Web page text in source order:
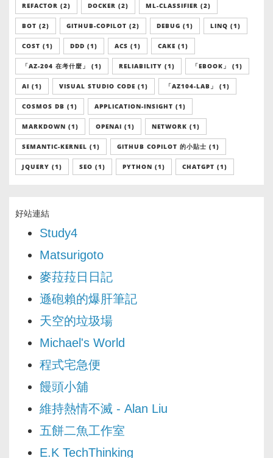
REFACTOR (2) DOCKER (2) ML-CLASSIFIER (2)
BOT (2) GITHUB-COPILOT (2) DEBUG (1) LINQ (1)
COST (1) DDD (1) ACS (1) CAKE (1)
「AZ-204 在考什麼」 (1) RELIABILITY (1) 「EBOOK」 (1)
AI (1) VISUAL STUDIO CODE (1) 「AZ104-LAB」 (1)
COSMOS DB (1) APPLICATION-INSIGHT (1)
MARKDOWN (1) OPENAI (1) NETWORK (1)
SEMANTIC-KERNEL (1) GITHUB COPILOT 的小貼士 (1)
JQUERY (1) SEO (1) PYTHON (1) CHATGPT (1)
好站連結
Study4
Matsurigoto
麥菈菈日日記
遜砲賴的爆肝筆記
天空的垃圾場
Michael's World
程式宅急便
饅頭小舖
維持熱情不滅 - Alan Liu
五餅二魚工作室
E.K TechThinking